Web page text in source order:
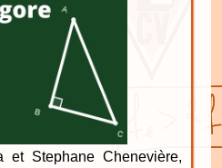
et Stephane Chenevière,